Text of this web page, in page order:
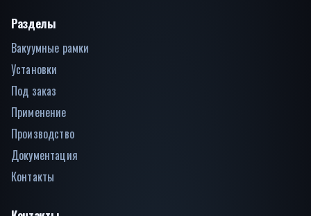
Разделы
Вакуумные рамки
Установки
Под заказ
Применение
Производство
Документация
Контакты